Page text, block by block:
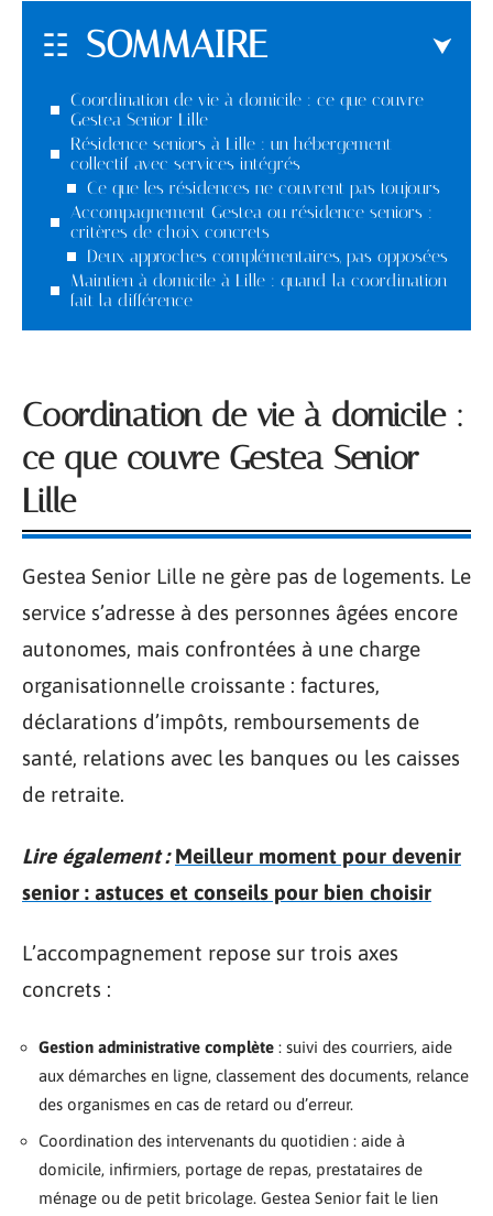
SOMMAIRE
Coordination de vie à domicile : ce que couvre
Gestea Senior Lille
Résidence seniors à Lille : un hébergement
collectif avec services intégrés
Ce que les résidences ne couvrent pas toujours
Accompagnement Gestea ou résidence seniors :
critères de choix concrets
Deux approches complémentaires, pas opposées
Maintien à domicile à Lille : quand la coordination
fait la différence
Coordination de vie à domicile :
ce que couvre Gestea Senior
Lille
Gestea Senior Lille ne gère pas de logements. Le
service s’adresse à des personnes âgées encore
autonomes, mais confrontées à une charge
organisationnelle croissante : factures,
déclarations d’impôts, remboursements de
santé, relations avec les banques ou les caisses
de retraite.
Lire également : Meilleur moment pour devenir
senior : astuces et conseils pour bien choisir
L’accompagnement repose sur trois axes
concrets :
Gestion administrative complète : suivi des courriers, aide
aux démarches en ligne, classement des documents, relance
des organismes en cas de retard ou d’erreur.
Coordination des intervenants du quotidien : aide à
domicile, infirmiers, portage de repas, prestataires de
ménage ou de petit bricolage. Gestea Senior fait le lien